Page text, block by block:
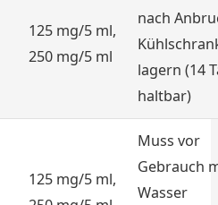
125 mg/5 ml,
250 mg/5 ml
nach
lagern (14
haltbar)
125 mg/5 ml,
Muss vor
Gebrauch
Wasser